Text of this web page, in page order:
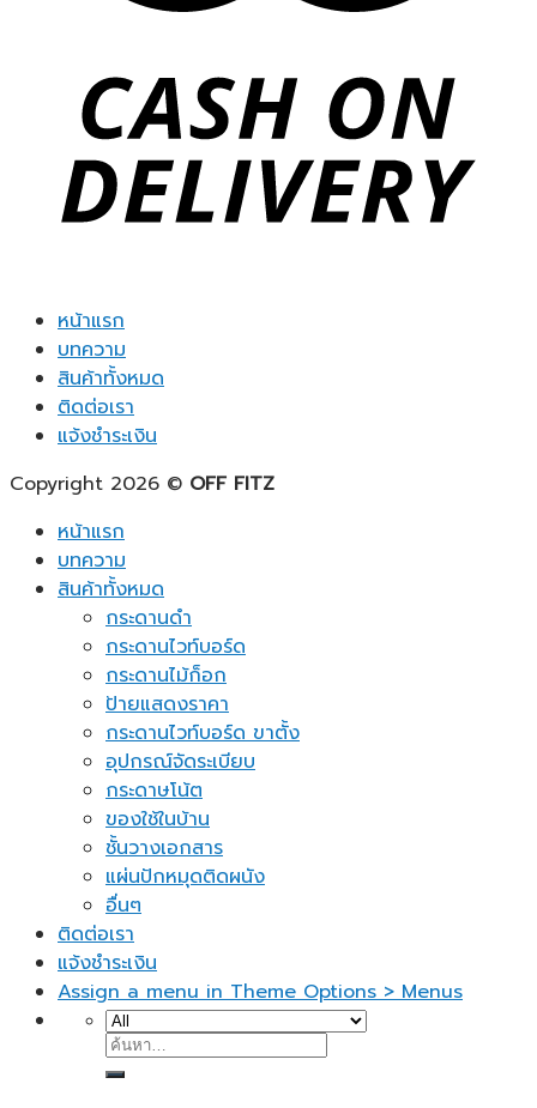
หน้าแรก
บทความ
สินค้าทั้งหมด
ติดต่อเรา
แจ้งชำระเงิน
Copyright 2026 © OFF FITZ
หน้าแรก
บทความ
สินค้าทั้งหมด
กระดานดำ
กระดานไวท์บอร์ด
กระดานไม้ก็อก
ป้ายแสดงราคา
กระดานไวท์บอร์ด ขาตั้ง
อุปกรณ์จัดระเบียบ
กระดาษโน้ต
ของใช้ในบ้าน
ชั้นวางเอกสาร
แผ่นปักหมุดติดผนัง
อื่นๆ
ติดต่อเรา
แจ้งชำระเงิน
Assign a menu in Theme Options > Menus
ค้นหา: